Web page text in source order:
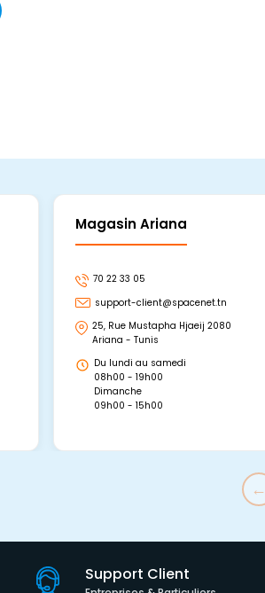
Magasin Ariana
70 22 33 05
support-client@spacenet.tn
25, Rue Mustapha Hjaeij 2080
Ariana - Tunis
Du lundi au samedi
08h00 - 19h00
Dimanche
09h00 - 15h00
←
Support Client